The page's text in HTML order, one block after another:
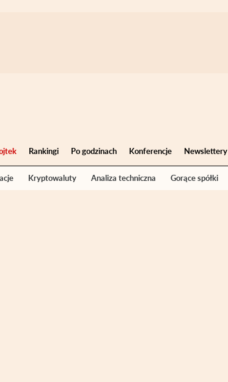
Rankingi Po godzinach Konferencje Newslettery
Kryptowaluty Analiza techniczna Gorące spółki